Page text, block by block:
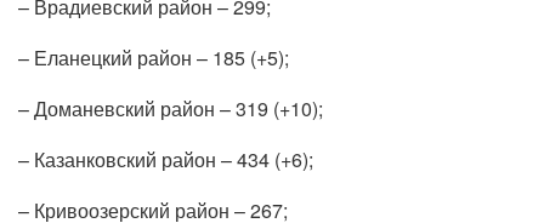
– Врадиевский район – 299;
– Еланецкий район – 185 (+5);
– Доманевский район – 319 (+10);
– Казанковский район – 434 (+6);
– Кривоозерский район – 267;